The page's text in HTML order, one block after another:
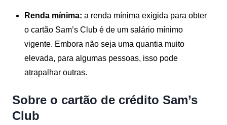
Renda mínima: a renda mínima exigida para obter
o cartão Sam’s Club é de um salário mínimo
vigente. Embora não seja uma quantia muito
elevada, para algumas pessoas, isso pode
atrapalhar outras.
Sobre o cartão de crédito Sam’s
Club